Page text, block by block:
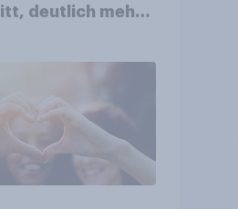
deutlich mehr